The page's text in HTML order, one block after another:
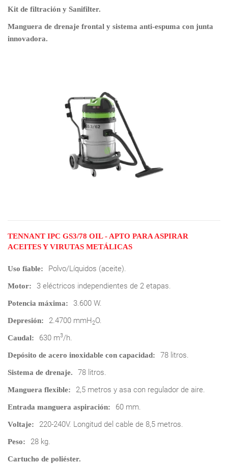
Kit de filtración y Sanifilter.
Manguera de drenaje frontal y sistema anti-espuma con junta
innovadora.
TENNANT IPC GS3/78 OIL - APTO PARA ASPIRAR
ACEITES Y VIRUTAS METÁLICAS
Uso fiable: Polvo/Líquidos (aceite).
Motor: 3 eléctricos independientes de 2 etapas.
Potencia máxima: 3.600 W.
Depresión: 2.4700 mmH2O.
Caudal: 630 m3/h.
Depósito de acero inoxidable con capacidad: 78 litros.
Sistema de drenaje. 78 litros.
Manguera flexible: 2,5 metros y asa con regulador de aire.
Entrada manguera aspiración: 60 mm.
Voltaje: 220-240V. Longitud del cable de 8,5 metros.
Peso: 28 kg.
Cartucho de poliéster.